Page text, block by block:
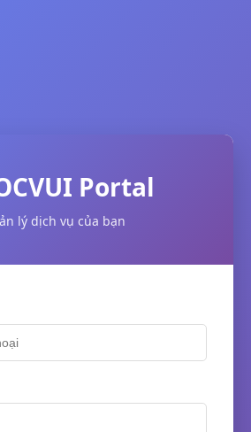
Portal
lý dịch vụ của bạn